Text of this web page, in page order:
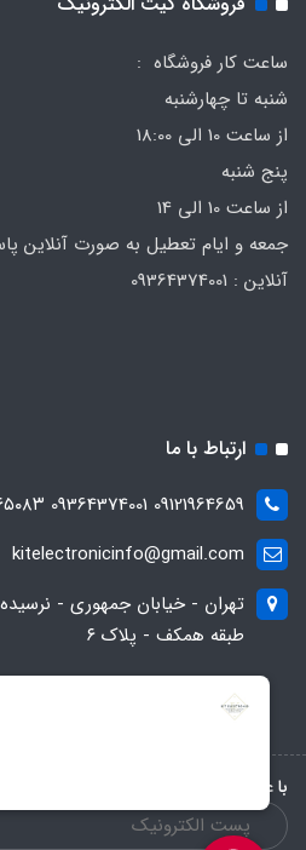
ساعت کار فروشگاه :
شنبه تا چهارشنبه
از ساعت 10 الی 18:00
پنج شنبه
از ساعت 10 الی 14
جمعه و ایام تعطیل به صورت آنلاین
ارتباط با ما
09121964659 09364374001 ۰۲۱۶۶۷۶۵۰۸۳
kitelectronicinfo@gmail.com
تهران - خیابان جمهوری -
طبقه همکف - پلاک ۶
با عضویت در خبرنامه، از تخفیف‌ها و